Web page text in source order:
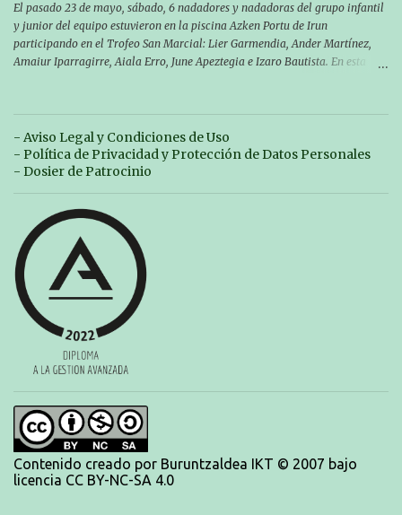
El pasado 23 de mayo, sábado, 6 nadadores y nadadoras del grupo infantil
y junior del equipo estuvieron en la piscina Azken Portu de Irun
participando en el Trofeo San Marcial: Lier Garmendia, Ander Martínez,
Amaiur Iparragirre, Aiala Erro, June Apeztegia e Izaro Bautista. En esta
marcas. A pesar de no conseguir marca, pasaron una tarde muy buena y
sirvió para reforzar su experiencia. La mayoría ya ha terminado la
temporada, pero seguiremos trabajando con quienes están en la recta final,
trabajando para que cada uno consiga sus objetivos personales. BRNPWR!
- Aviso Legal y Condiciones de Uso
- Política de Privacidad y Protección de Datos Personales
- Dosier de Patrocinio
Contenido creado por Buruntzaldea IKT © 2007 bajo
licencia CC BY-NC-SA 4.0